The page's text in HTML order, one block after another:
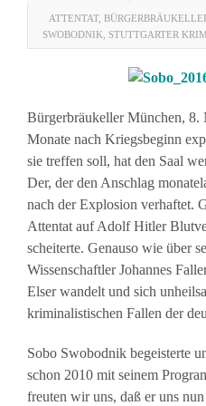
ATTENTAT,
SWOBODNIK STUTTGARTER
Bürgerbräukeller München, 8.
Monate nach Kriegsbeginn
sie treffen soll, hat den Saal
Der, der den Anschlag
nach der Explosion verhaftet.
Attentat auf Adolf Hitler
scheiterte. Genauso wie über
Wissenschaftler Johannes
Elser wandelt und sich
kriminalistischen Fallen der
Sobo Swobodnik begeisterte
schon 2010 mit seinem
freuten wir uns, daß er uns